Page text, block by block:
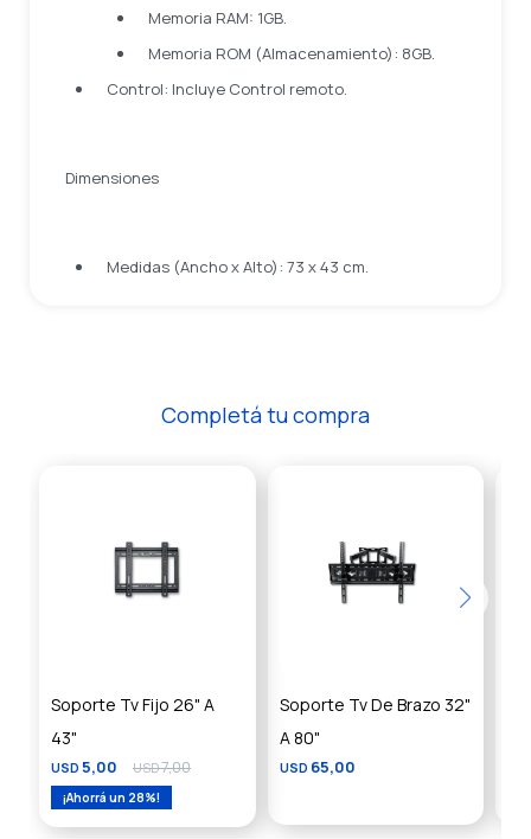
Memoria RAM: 1GB.
Memoria ROM (Almacenamiento): 8GB.
Control: Incluye Control remoto.
Dimensiones
Medidas (Ancho x Alto): 73 x 43 cm.
Completá tu compra
Soporte Tv Fijo 26" A
43"
USD 5,00 USD7,00
28
Soporte Tv De Brazo 32"
A 80"
USD 65,00